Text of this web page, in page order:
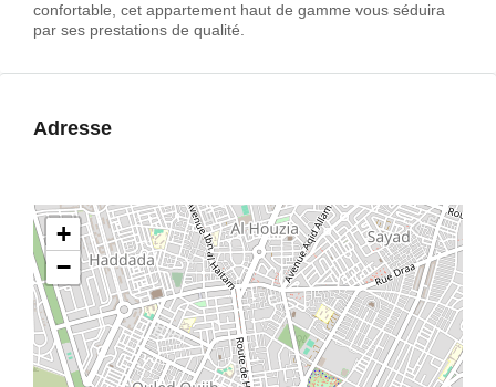
confortable, cet appartement haut de gamme vous séduira
par ses prestations de qualité.
Adresse
+
−